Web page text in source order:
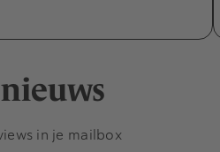
in je mailbox